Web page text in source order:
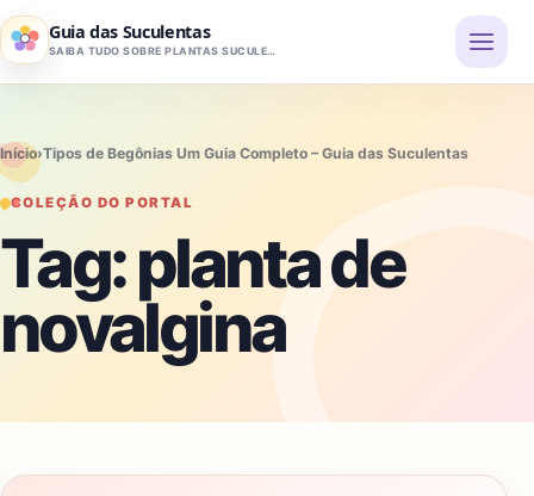
Pular para o conteúdo
Guia das Suculentas
SAIBA TUDO SOBRE PLANTAS SUCULENTAS
Início›Tipos de Begônias Um Guia Completo – Guia das Suculentas
COLEÇÃO DO PORTAL
Tag:planta de
novalgina